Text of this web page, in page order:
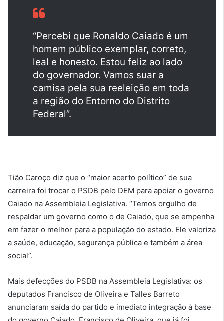
“Percebi que Ronaldo Caiado é um
homem público exemplar, correto,
leal e honesto. Estou feliz ao lado
do governador. Vamos suar a
camisa pela sua reeleição em toda
a região do Entorno do Distrito
Federal”.
Tião Caroço diz que o “maior acerto político” de sua
carreira foi trocar o PSDB pelo DEM para apoiar o governo
Caiado na Assembleia Legislativa. “Temos orgulho de
respaldar um governo como o de Caiado, que se empenha
em fazer o melhor para a população do estado. Ele valoriza
a saúde, educação, segurança pública e também a área
social”.
Mais defecções do PSDB na Assembleia Legislativa: os
deputados Francisco de Oliveira e Talles Barreto
anunciaram saída do partido e imediato integração à base